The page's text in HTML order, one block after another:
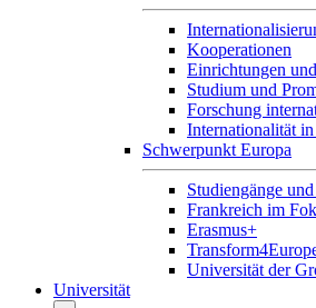
Kooperationen
Einrichtungen
Studium und
Forschung
Internationalität
Schwerpunkt Europa
Studiengänge
Frankreich im
Erasmus+
Universität der
Universität